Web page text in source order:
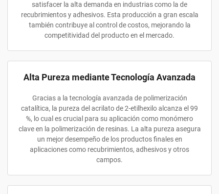
satisfacer la alta demanda en industrias como la de
recubrimientos y adhesivos. Esta producción a gran escala
también contribuye al control de costos, mejorando la
competitividad del producto en el mercado.
Alta Pureza mediante Tecnología Avanzada
Gracias a la tecnología avanzada de polimerización
catalítica, la pureza del acrilato de 2-etilhexilo alcanza el 99
%, lo cual es crucial para su aplicación como monómero
clave en la polimerización de resinas. La alta pureza asegura
un mejor desempeño de los productos finales en
aplicaciones como recubrimientos, adhesivos y otros
campos.